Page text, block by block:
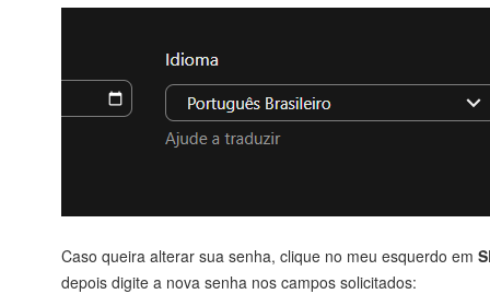
Caso queira alterar sua senha, clique no meu esquerdo em
depois digite a nova senha nos campos solicitados: